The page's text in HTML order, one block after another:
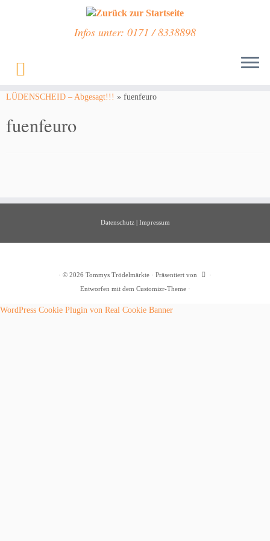
springen
Infos unter: 0171 / 8338898
LÜDENSCHEID – Abgesagt!!! » fuenfeuro
fuenfeuro
Datenschutz| Impressum
· © 2026 Tommys Trödelmärkte · Präsentiert von
·
Entworfen mit dem Customizr-Theme·
WordPress Cookie Plugin von Real Cookie Banner